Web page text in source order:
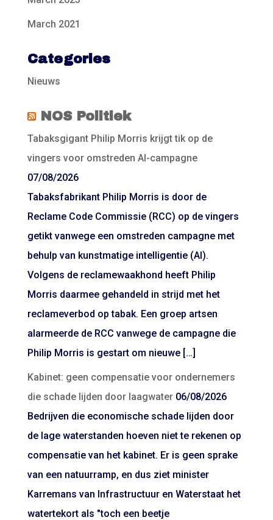
March 2021
Categories
Nieuws
NOS Politiek
Tabaksgigant Philip Morris krijgt tik op de
vingers voor omstreden AI-campagne
07/08/2026
Tabaksfabrikant Philip Morris is door de
Reclame Code Commissie (RCC) op de vingers
getikt vanwege een omstreden campagne met
behulp van kunstmatige intelligentie (AI).
Volgens de reclamewaakhond heeft Philip
Morris daarmee gehandeld in strijd met het
reclameverbod op tabak. Een groep artsen
alarmeerde de RCC vanwege de campagne die
Philip Morris is gestart om nieuwe […]
Kabinet: geen compensatie voor ondernemers
die schade lijden door laagwater 06/08/2026
Bedrijven die economische schade lijden door
de lage waterstanden hoeven niet te rekenen op
compensatie van het kabinet. Er is geen sprake
van een natuurramp, en dus ziet minister
Karremans van Infrastructuur en Waterstaat het
watertekort als "toch een beetje